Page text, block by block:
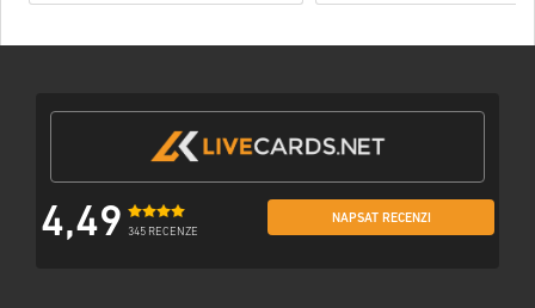
4,49 345 RECENZE
NAPSAT RECENZI